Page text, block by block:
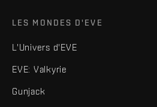
LES MONDES D'EVE
L'Univers d'EVE
EVE: Valkyrie
Gunjack